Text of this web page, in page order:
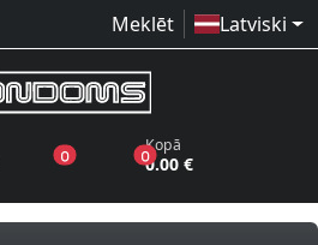
Meklēt Latviski
0produkti vēlmju sarakstā
0produkti grozā
Kopā
0.00 €